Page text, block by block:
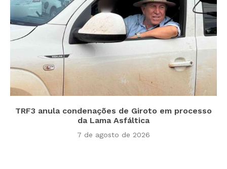
TRF3 anula condenações de Giroto em processo
da Lama Asfáltica
7 de agosto de 2026